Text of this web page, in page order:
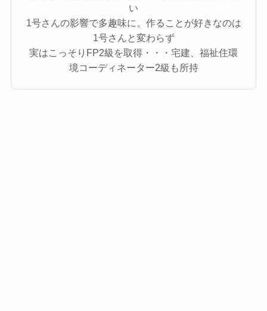
い
1号さんの影響で多趣味に。作ることが好きなのは
1号さんと変わらず
実はこっそりFP2級を取得・・・宅建、福祉住環
境コーディネーター2級も所持